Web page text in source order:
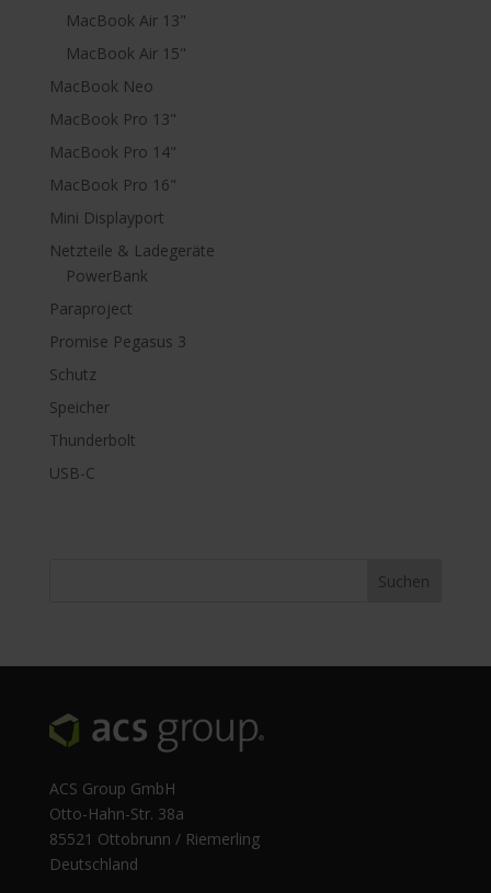
MacBook Air 13"
MacBook Air 15"
MacBook Neo
MacBook Pro 13"
MacBook Pro 14"
MacBook Pro 16"
Mini Displayport
Netzteile & Ladegeräte
PowerBank
Paraproject
Promise Pegasus 3
Schutz
Speicher
Thunderbolt
USB-C
ACS Group GmbH
Otto-Hahn-Str. 38a
85521 Ottobrunn / Riemerling
Deutschland